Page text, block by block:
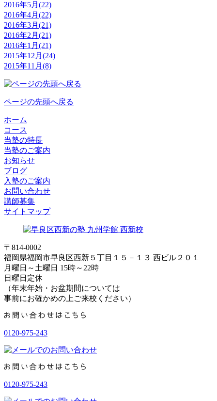
2016年5月(22)
2016年4月(22)
2016年3月(21)
2016年2月(21)
2016年1月(21)
2015年12月(24)
2015年11月(8)
ページの先頭へ戻る
ホーム
コース
当塾の特長
当塾のご案内
お知らせ
ブログ
入塾のご案内
お問い合わせ
講師募集
サイトマップ
〒814-0002
福岡県福岡市早良区西新５丁目１５－１３ 西ビル２０１
月曜日～土曜日 15時～22時
日曜日定休
（年末年始・お盆期間については
事前にお確かめの上ご来校ください）
0120-975-243
0120-975-243